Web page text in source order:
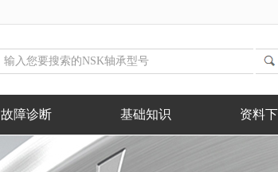
故障诊断 基础知识 资料